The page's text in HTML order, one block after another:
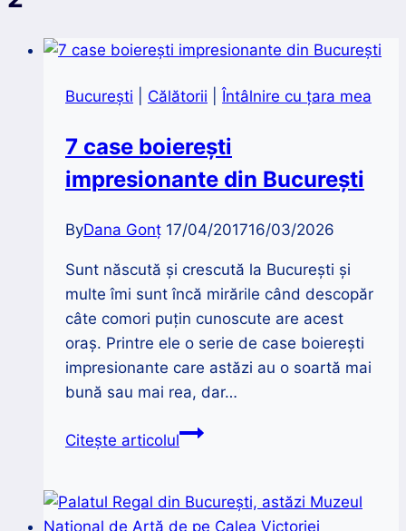
București Călătorii Întâlnire cu țara mea
7 case boierești
impresionante din București
ByDana Gonț 17/04/201716/03/2026
Sunt născută și crescută la București și
multe îmi sunt încă mirările când descopăr
câte comori puțin cunoscute are acest
oraș. Printre ele o serie de case boierești
impresionante care astăzi au o soartă mai
bună sau mai rea, dar…
Citește articolul7
impresionante